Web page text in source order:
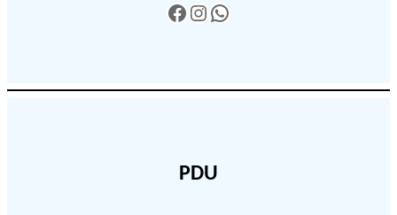
https://www.facebook.com/profile.php?id=61555914254648 https://www.instagram.com/pidtrymka_der_ukraine/ https://wa.me/4915758064803
PDU